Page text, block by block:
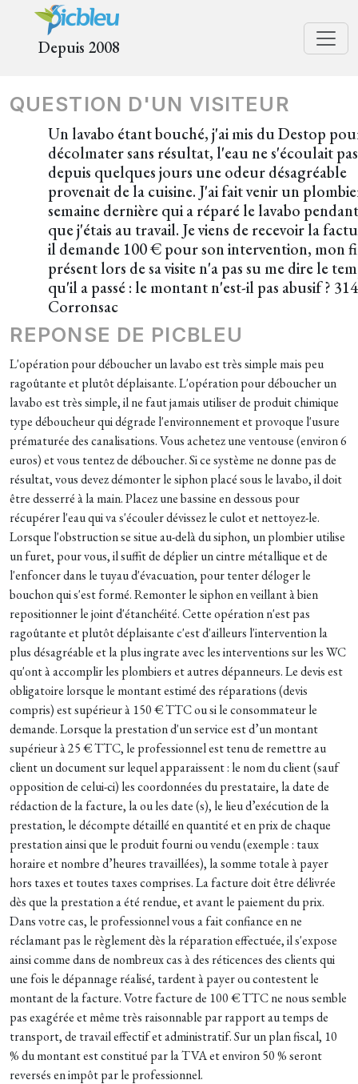
Depuis 2008
QUESTION D'UN VISITEUR
Un lavabo étant bouché, j'ai mis du Destop
décolmater sans résultat, l'eau ne s'écoulait
depuis quelques jours une odeur désagréable
provenait de la cuisine. J'ai fait venir un
semaine dernière qui a réparé le lavabo pendant
que j'étais au travail. Je viens de recevoir la
il demande 100 € pour son intervention, mon
présent lors de sa visite n'a pas su me dire le
qu'il a passé : le montant n'est-il pas abusif ?
Corronsac
REPONSE DE PICBLEU
L'opération pour déboucher un lavabo est très simple mais peu
ragoûtante et plutôt déplaisante. L'opération pour déboucher un
lavabo est très simple, il ne faut jamais utiliser de produit chimique
type déboucheur qui dégrade l'environnement et provoque l'usure
prématurée des canalisations. Vous achetez une ventouse (environ 6
euros) et vous tentez de déboucher. Si ce système ne donne pas de
résultat, vous devez démonter le siphon placé sous le lavabo, il doit
être desserré à la main. Placez une bassine en dessous pour
récupérer l'eau qui va s'écouler dévissez le culot et nettoyez-le.
Lorsque l'obstruction se situe au-delà du siphon, un plombier utilise
un furet, pour vous, il suffit de déplier un cintre métallique et de
l'enfoncer dans le tuyau d'évacuation, pour tenter déloger le
bouchon qui s'est formé. Remonter le siphon en veillant à bien
repositionner le joint d'étanchéité. Cette opération n'est pas
ragoûtante et plutôt déplaisante c'est d'ailleurs l'intervention la
plus désagréable et la plus ingrate avec les interventions sur les WC
qu'ont à accomplir les plombiers et autres dépanneurs. Le devis est
obligatoire lorsque le montant estimé des réparations (devis
compris) est supérieur à 150 € TTC ou si le consommateur le
demande. Lorsque la prestation d'un service est d’un montant
supérieur à 25 € TTC, le professionnel est tenu de remettre au
client un document sur lequel apparaissent : le nom du client (sauf
opposition de celui-ci) les coordonnées du prestataire, la date de
rédaction de la facture, la ou les date (s), le lieu d’exécution de la
prestation, le décompte détaillé en quantité et en prix de chaque
prestation ainsi que le produit fourni ou vendu (exemple : taux
horaire et nombre d’heures travaillées), la somme totale à payer
hors taxes et toutes taxes comprises. La facture doit être délivrée
dès que la prestation a été rendue, et avant le paiement du prix.
Dans votre cas, le professionnel vous a fait confiance en ne
réclamant pas le règlement dès la réparation effectuée, il s'expose
ainsi comme dans de nombreux cas à des réticences des clients qui
une fois le dépannage réalisé, tardent à payer ou contestent le
montant de la facture. Votre facture de 100 € TTC ne nous semble
pas exagérée et même très raisonnable par rapport au temps de
transport, de travail effectif et administratif. Sur un plan fiscal, 10
% du montant est constitué par la TVA et environ 50 % seront
reversés en impôt par le professionnel.